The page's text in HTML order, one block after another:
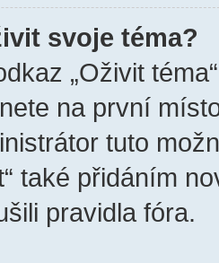
svoje téma?
„Oživit
na první
tuto
také přidáním
pravidla fóra.